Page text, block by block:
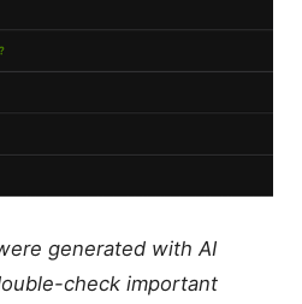
generated with AI
check important